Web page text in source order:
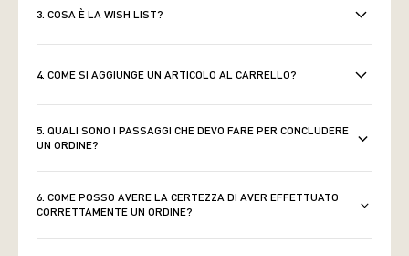
3. COSA È LA WISH LIST?
4. COME SI AGGIUNGE UN ARTICOLO AL CARRELLO?
5. QUALI SONO I PASSAGGI CHE DEVO FARE PER CONCLUDERE
UN ORDINE?
6. COME POSSO AVERE LA CERTEZZA DI AVER EFFETTUATO
CORRETTAMENTE UN ORDINE?